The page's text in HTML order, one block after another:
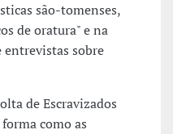
são-tomenses,
de oratura" e na
entrevistas sobre
de Escravizados
como as